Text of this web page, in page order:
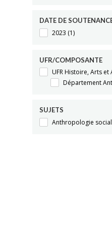
DATE DE
2023 (1)
UFR/COMPOSANTE
UFR Histoire, Arts et
Département
SUJETS
Anthropologie